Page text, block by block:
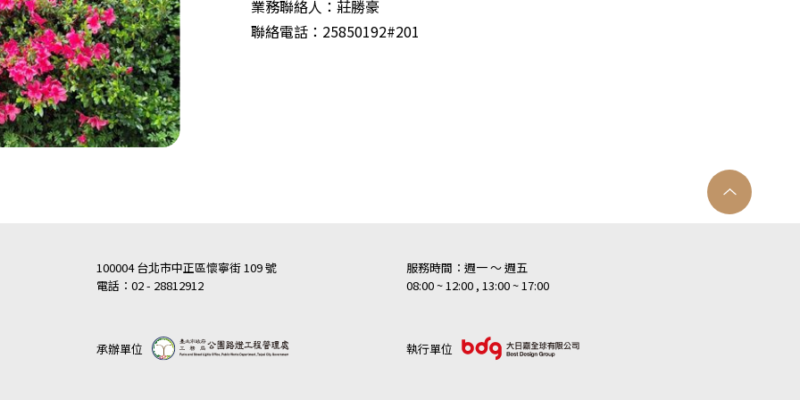
業務聯絡人：莊勝豪
聯絡電話：25850192#201
100004 台北市中正區懷寧街 109 號
電話：02 - 28812912
服務時間：週一 ～ 週五
08:00 ~ 12:00 , 13:00 ~ 17:00
承辦單位 執行單位